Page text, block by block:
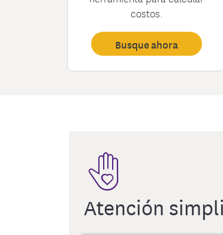
costos.
Busque ahora
Atención